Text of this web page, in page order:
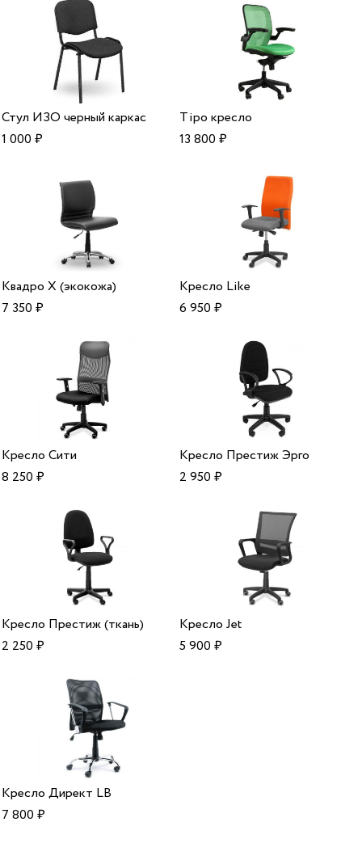
Стул ИЗО черный каркас
1 000₽
Tipo кресло
13 800₽
Квадро Х (экокожа)
7 350₽
Кресло Like
6 950₽
Кресло Сити
8 250₽
Кресло Престиж Эрго
2 950₽
Кресло Престиж (ткань)
2 250₽
Кресло Jet
5 900₽
Кресло Директ LB
7 800₽